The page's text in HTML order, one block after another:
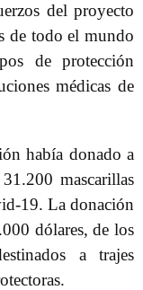
del proyecto
de todo el mundo
de protección
médicas de
había donado a
mascarillas
19. La donación
dólares, de los
a trajes